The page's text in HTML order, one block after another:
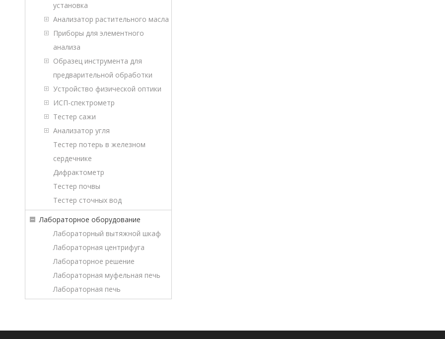
установка
Анализатор растительного масла
Приборы для элементного
анализа
Образец инструмента для
предварительной обработки
Устройство физической оптики
ИСП-спектрометр
Тестер сажи
Анализатор угля
Тестер потерь в железном
сердечнике
Дифрактометр
Тестер почвы
Тестер сточных вод
Лабораторное оборудование
Лабораторный вытяжной шкаф
Лабораторная центрифуга
Лабораторное решение
Лабораторная муфельная печь
Лабораторная печь